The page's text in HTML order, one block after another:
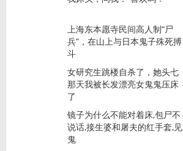
上海东本愿寺民间高人制“尸
兵”，在山上与日本鬼子殊死搏
斗
女研究生跳楼自杀了，她头七
那天我被长发漂亮女鬼鬼压床
了
镜子为什么不能对着床,包尸不
说话,接生婆和屠夫的红手套,见
鬼